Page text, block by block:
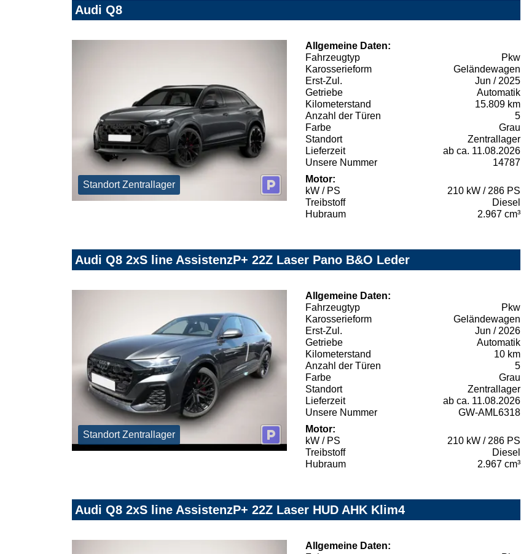
Audi Q8
Standort Zentrallager
Allgemeine Daten:
Fahrzeugtyp
Pkw
Karosserieform
Geländewagen
Erst-Zul.
Jun / 2025
Getriebe
Automatik
Kilometerstand
15.809 km
Anzahl der Türen
5
Farbe
Grau
Standort
Zentrallager
Lieferzeit
ab ca. 11.08.2026
Unsere Nummer
14787
Motor:
kW / PS
210 kW / 286 PS
Treibstoff
Diesel
Hubraum
2.967 cm³
Audi Q8 2xS line AssistenzP+ 22Z Laser Pano B&O Leder
Standort Zentrallager
Allgemeine Daten:
Fahrzeugtyp
Pkw
Karosserieform
Geländewagen
Erst-Zul.
Jun / 2026
Getriebe
Automatik
Kilometerstand
10 km
Anzahl der Türen
5
Farbe
Grau
Standort
Zentrallager
Lieferzeit
ab ca. 11.08.2026
Unsere Nummer
GW-AML6318
Motor:
kW / PS
210 kW / 286 PS
Treibstoff
Diesel
Hubraum
2.967 cm³
Audi Q8 2xS line AssistenzP+ 22Z Laser HUD AHK Klim4
Allgemeine Daten: